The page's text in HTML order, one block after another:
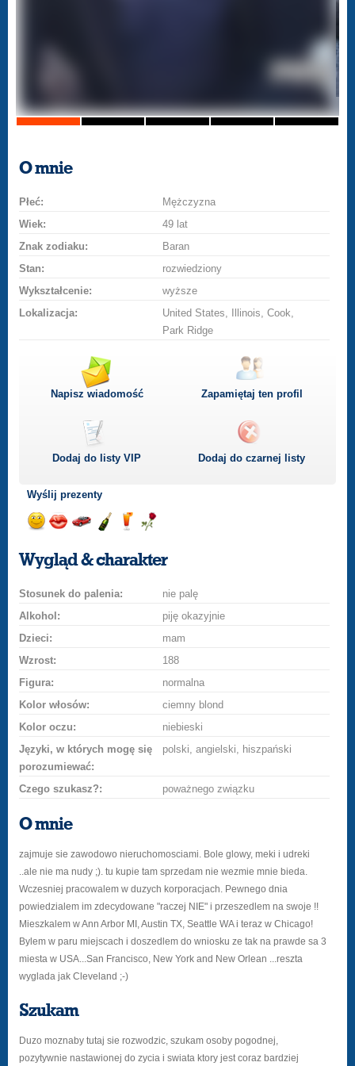
O mnie
Płeć:
Mężczyzna
Wiek:
49 lat
Znak zodiaku:
Baran
Stan:
rozwiedziony
Wykształcenie:
wyższe
Lokalizacja:
United States, Illinois, Cook,
Park Ridge
Napisz wiadomość Zapamiętaj ten profil
Dodaj do listyVIP Dodaj do czarnej listy
Wyślij prezenty
uśmiech
buziakasamochodem
szampana
drinka
różę
Wygląd & charakter
Stosunek do palenia:
nie palę
Alkohol:
piję okazyjnie
Dzieci:
mam
Wzrost:
188
Figura:
normalna
Kolor włosów:
ciemny blond
Kolor oczu:
niebieski
Języki, w których mogę się
porozumiewać:
polski, angielski, hiszpański
Czego szukasz?: poważnego związku
O mnie
zajmuje sie zawodowo nieruchomosciami. Bole glowy, meki i udreki
..ale nie ma nudy ;). tu kupie tam sprzedam nie wezmie mnie bieda.
Wczesniej pracowalem w duzych korporacjach. Pewnego dnia
powiedzialem im zdecydowane "raczej NIE" i przeszedlem na swoje !!
Mieszkalem w Ann Arbor MI, Austin TX, Seattle WA i teraz w Chicago!
Bylem w paru miejscach i doszedlem do wniosku ze tak na prawde sa 3
miesta w USA...San Francisco, New York and New Orlean ...reszta
wyglada jak Cleveland ;-)
Szukam
Duzo moznaby tutaj sie rozwodzic, szukam osoby pogodnej,
pozytywnie nastawionej do zycia i swiata ktory jest coraz bardziej